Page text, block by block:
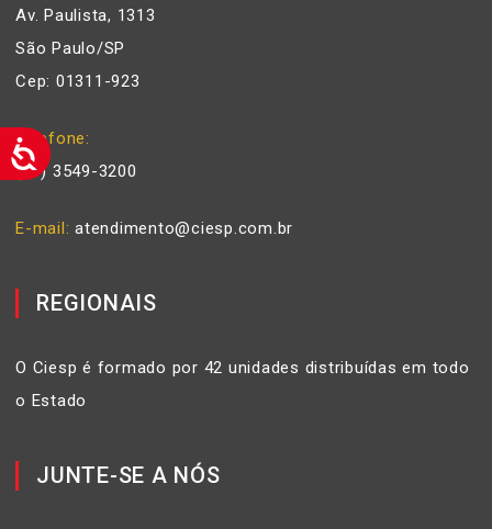
Av. Paulista, 1313
São Paulo/SP
Cep: 01311-923
Telefone
(11) 3549-3200
E-mail atendimento@ciesp.com.br
REGIONAIS
O Ciesp é formado por 42 unidades distribuídas em todo
o Estado
JUNTE-SE A NÓS